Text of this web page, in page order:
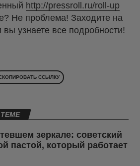
http://pressroll.ru/roll-up
Не проблема! Заходите на
вы узнаете все подробности!
ССЫЛКУ
зеркале: советский
пастой, который работает